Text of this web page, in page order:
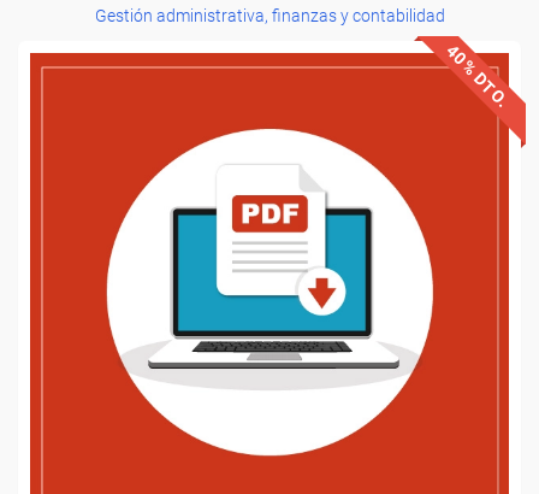
Gestión administrativa, finanzas y contabilidad
40% DTO.